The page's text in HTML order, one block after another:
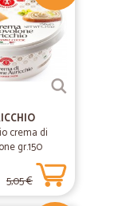
crema di
gr.150
5,05 €